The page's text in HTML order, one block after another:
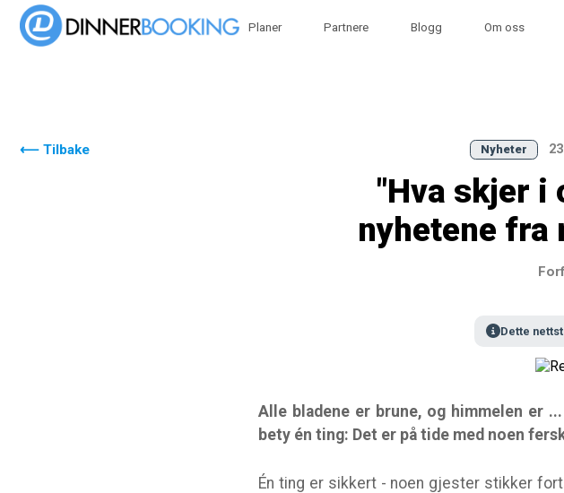
Planer Partnere Blogg Om oss
⟵ Tilbake Nyheter
"Hva skjer i
nyhetene fra
Dette
Alle bladene er brune, og himmelen er
bety én ting: Det er på tide med noen
Én ting er sikkert - noen gjester stikker